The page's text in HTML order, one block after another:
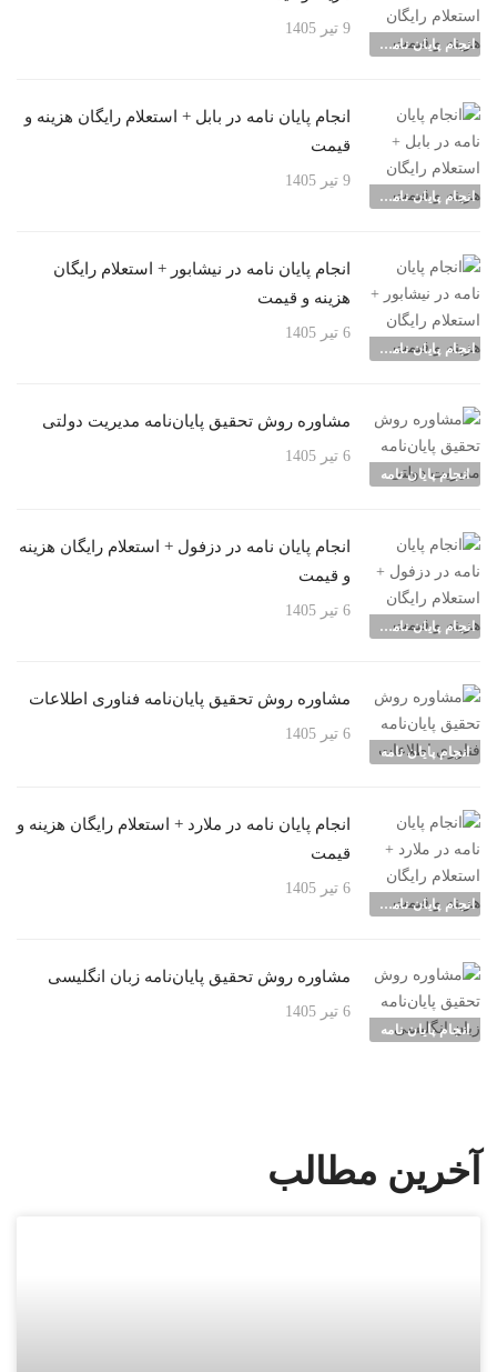
انجام پایان نامه شهرها
9 تیر 1405
انجام پایان نامه شهرها
انجام پایان نامه در بابل + استعلام رایگان هزینه و
قیمت
9 تیر 1405
انجام پایان نامه شهرها
انجام پایان نامه در نیشابور + استعلام رایگان
هزینه و قیمت
6 تیر 1405
انجام پایان نامه
مشاوره روش تحقیق پایان‌نامه مدیریت دولتی
6 تیر 1405
انجام پایان نامه شهرها
انجام پایان نامه در دزفول + استعلام رایگان هزینه
و قیمت
6 تیر 1405
انجام پایان نامه
مشاوره روش تحقیق پایان‌نامه فناوری اطلاعات
6 تیر 1405
انجام پایان نامه شهرها
انجام پایان نامه در ملارد + استعلام رایگان هزینه و
قیمت
6 تیر 1405
انجام پایان نامه
مشاوره روش تحقیق پایان‌نامه زبان انگلیسی
6 تیر 1405
آخرین مطالب